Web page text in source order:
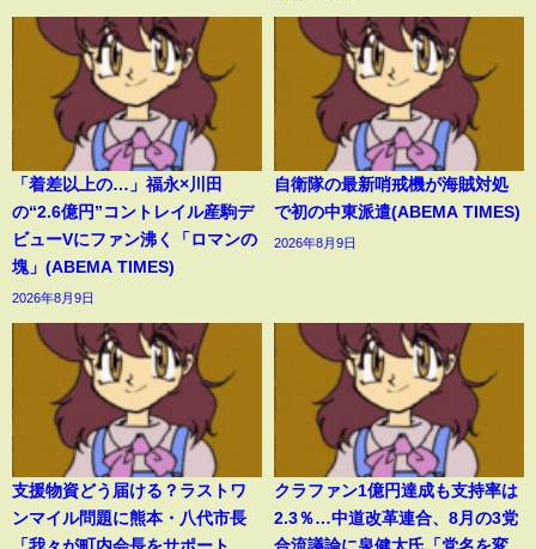
「着差以上の…」福永×川田
の“2.6億円”コントレイル産駒デ
ビューVにファン沸く「ロマンの
塊」(ABEMA TIMES)
2026年8月9日
自衛隊の最新哨戒機が海賊対処
で初の中東派遣(ABEMA TIMES)
2026年8月9日
支援物資どう届ける？ラストワ
ンマイル問題に熊本・八代市長
「我々が町内会長をサポート
クラファン1億円達成も支持率は
2.3％…中道改革連合、8月の3党
合流議論に泉健太氏「党名を変